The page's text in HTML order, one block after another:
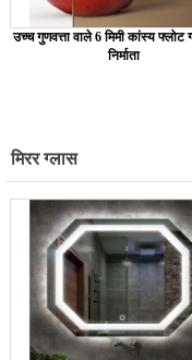
उच्च गुणवत्ता वाले 6 मिमी कांस्य फ्लोट
निर्माता
मिरर ग्लास